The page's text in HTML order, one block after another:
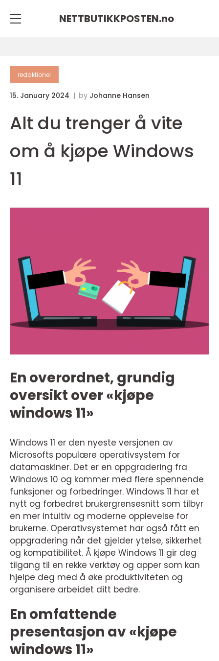
NETTBUTIKKPOSTEN.no
redaktionel
15. January 2024 by Johanne Hansen
Alt du trenger å vite
om å kjøpe Windows
11
En overordnet, grundig
oversikt over «kjøpe
windows 11»
Windows 11 er den nyeste versjonen av
Microsofts populære operativsystem for
datamaskiner. Det er en oppgradering fra
Windows 10 og kommer med flere spennende
funksjoner og forbedringer. Windows 11 har et
nytt og forbedret brukergrensesnitt som tilbyr
en mer intuitiv og moderne opplevelse for
brukerne. Operativsystemet har også fått en
oppgradering når det gjelder ytelse, sikkerhet
og kompatibilitet. Å kjøpe Windows 11 gir deg
tilgang til en rekke verktøy og apper som kan
hjelpe deg med å øke produktiviteten og
organisere arbeidet ditt bedre.
En omfattende
presentasjon av «kjøpe
windows 11»